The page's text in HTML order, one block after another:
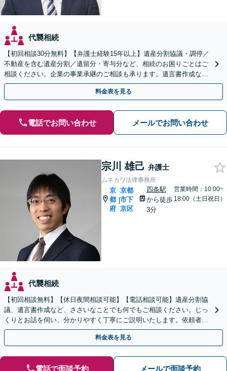
代襲相続
【初回相談30分無料】【弁護士経験15年以上】遺産分割協議・調停／
不動産を含む遺産分割／遺留分・寄与分など、相続のお困りごとはご
相談ください。企業の事業承継のご相談も承ります。遺言書作成など
生前対策もサポート【烏丸駅3分】【Web面談可】
料金表を見る
電話でお問い合わせ メールでお問い合わせ
宗川 雄己 弁護士
ムネカワ法律事務所
京
都
府
|
京都
市下
京区
四条駅
から徒歩
3分
営業時間：10:00~
18:00（土日祝日）
代襲相続
【初回相談無料】【休日夜間相談可能】【電話相談可能】遺産分割協
議、遺言書作成など、ささいなことでも何でもご相談ください。じっ
くりとお話を伺い、分かりやすく丁寧にご説明いたします。依頼者の
方の利益を最大化するために尽力いたします。
料金表を見る
電話で面談予約 メールで面談予約